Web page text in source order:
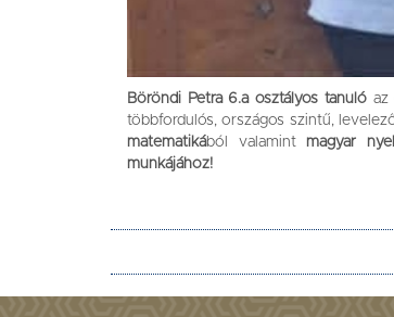
Böröndi Petra 6.a osztályos tanulóaz
többfordulós, országos szintű,
matematikából valamintmagyar
munkájához!